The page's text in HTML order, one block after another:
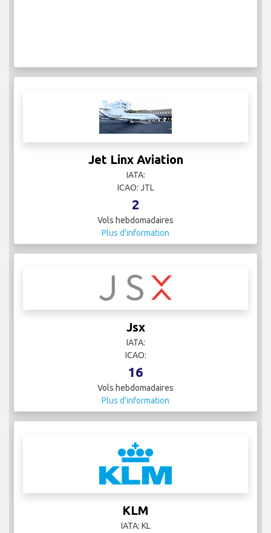
Jet Linx Aviation
IATA:
ICAO: JTL
2
Vols hebdomadaires
Plus d'information
Jsx
IATA:
ICAO:
16
Vols hebdomadaires
Plus d'information
KLM
IATA: KL